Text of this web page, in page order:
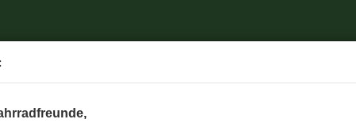
aufnehmen.